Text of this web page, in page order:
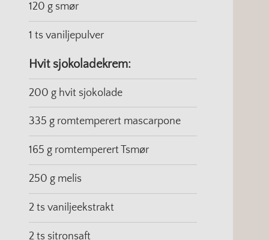
120 g smør
1 ts vaniljepulver
Hvit sjokoladekrem:
200 g hvit sjokolade
335 g romtemperert mascarpone
165 g romtemperert Tsmør
250 g melis
2 ts vaniljeekstrakt
2 ts sitronsaft